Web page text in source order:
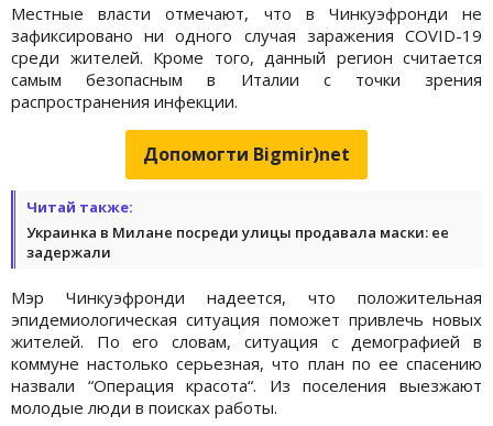
Местные власти отмечают, что в Чинкуэфронди не
зафиксировано ни одного случая заражения COVID-19
среди жителей. Кроме того, данный регион считается
самым безопасным в Италии с точки зрения
распространения инфекции.
Допомогти Bigmir)net
Читай также:
Украинка в Милане посреди улицы продавала маски: ее
задержали
Мэр Чинкуэфронди надеется, что положительная
эпидемиологическая ситуация поможет привлечь новых
жителей. По его словам, ситуация с демографией в
коммуне настолько серьезная, что план по ее спасению
назвали “Операция красота“. Из поселения выезжают
молодые люди в поисках работы.